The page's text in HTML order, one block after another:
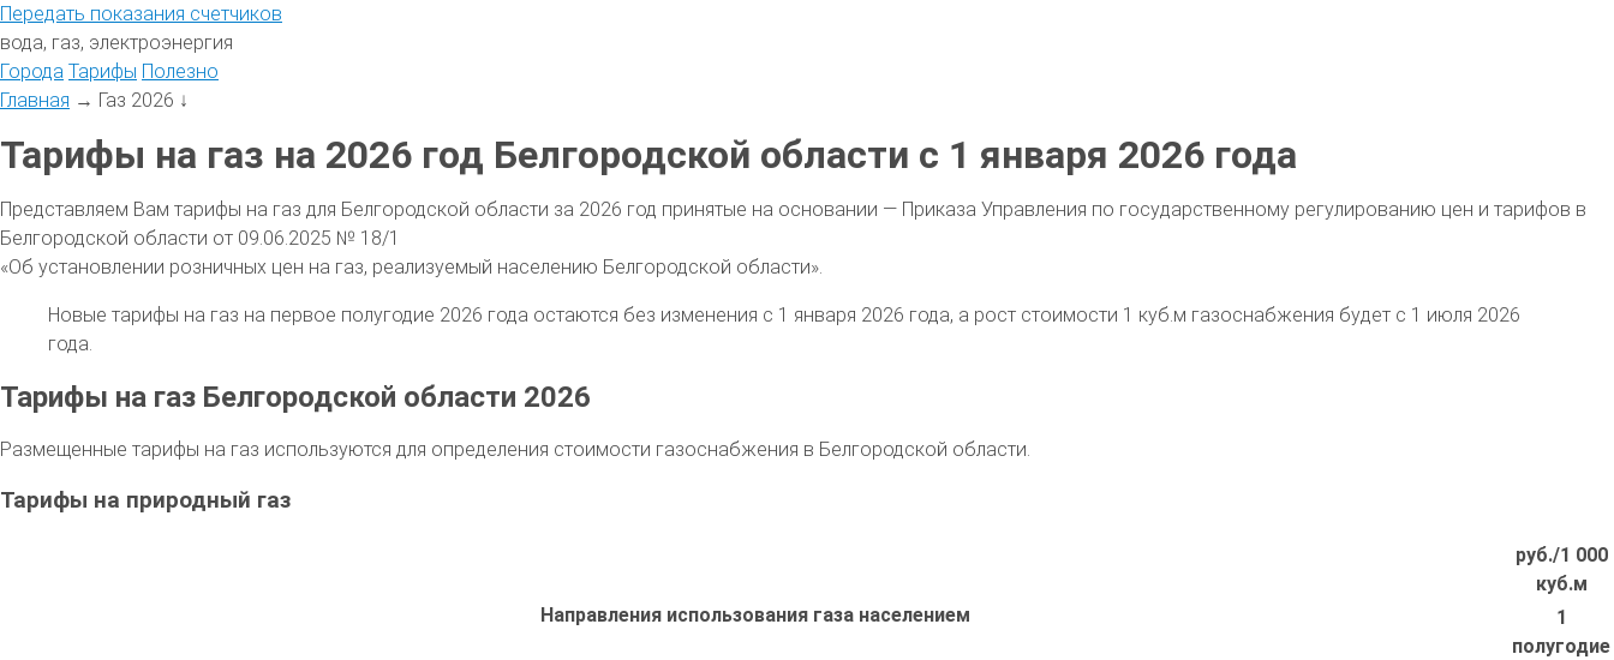
Передать показания счетчиков
вода, газ, электроэнергия
Города Тарифы Полезно
Главная → Газ 2026 ↓
Тарифы на газ на 2026 год Белгородской области с 1 января 2026 года
Представляем Вам тарифы на газ для Белгородской области за 2026 год принятые на основании — Приказа Управления по государственному регулированию цен и тарифов в
Белгородской области от 09.06.2025 № 18/1
«Об установлении розничных цен на газ, реализуемый населению Белгородской области».
Новые тарифы на газ на первое полугодие 2026 года остаются без изменения с 1 января 2026 года, а рост стоимости 1 куб.м газоснабжения будет с 1 июля 2026
года.
Тарифы на газ Белгородской области 2026
Размещенные тарифы на газ используются для определения стоимости газоснабжения в Белгородской области.
Тарифы на природный газ
Направления использования газа населением
руб./1 000
куб.м
1
полугодие